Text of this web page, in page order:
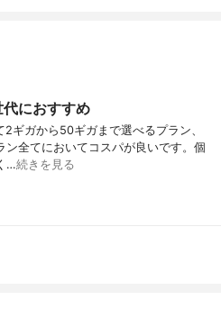
におすすめ
ギガから50ギガまで選べるプラン、
全てにおいてコスパが良いです。個
…続きを見る